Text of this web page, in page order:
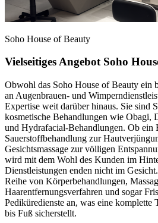
Soho House of Beauty
Vielseitiges Angebot Soho
Obwohl das Soho House of Beauty ein
an Augenbrauen- und
Expertise weit darüber hinaus. Sie sind
kosmetische Behandlungen wie Obagi,
und Hydrafacial-Behandlungen. Ob ein
Sauerstoffbehandlung zur
Gesichtsmassage zur völligen
wird mit dem Wohl des Kunden im
Dienstleistungen enden nicht im
Reihe von Körperbehandlungen,
Haarentfernungsverfahren und sogar
Pediküredienste an, was eine
bis Fuß sicherstellt.